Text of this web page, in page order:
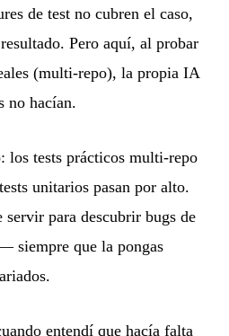
de test no cubren el caso,
Pero aquí, al probar
(multi-repo), la propia IA
no hacían.
los tests prácticos multi-repo
unitarios pasan por alto.
para descubrir bugs de
siempre que la pongas
entendí que hacía falta